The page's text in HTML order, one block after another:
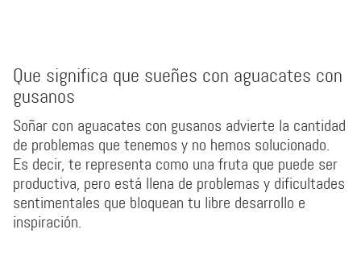
Que significa que sueñes con aguacates con
gusanos
Soñar con aguacates con gusanos advierte la cantidad
de problemas que tenemos y no hemos solucionado.
Es decir, te representa como una fruta que puede ser
productiva, pero está llena de problemas y dificultades
sentimentales que bloquean tu libre desarrollo e
inspiración.